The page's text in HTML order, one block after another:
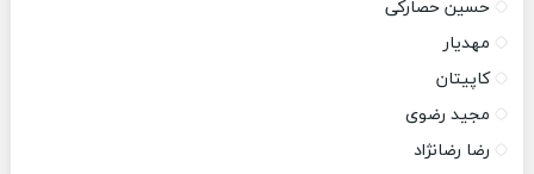
حسین حصارکی
مهدیار
کاپیتان
مجید رضوی
رضا رضانژاد